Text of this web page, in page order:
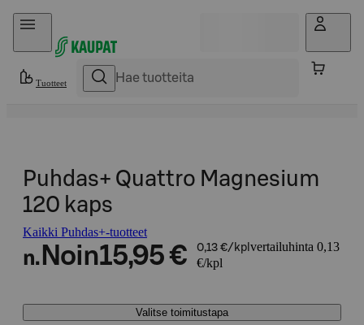
Hyppää sisältöön
Tuotteet
Puhdas+ Quattro Magnesium
120 kaps
Kaikki Puhdas+-tuotteet
n. Noin15,95 € 0,13 €/kpl vertailuhinta 0,13
€/kpl
Valitse toimitustapa